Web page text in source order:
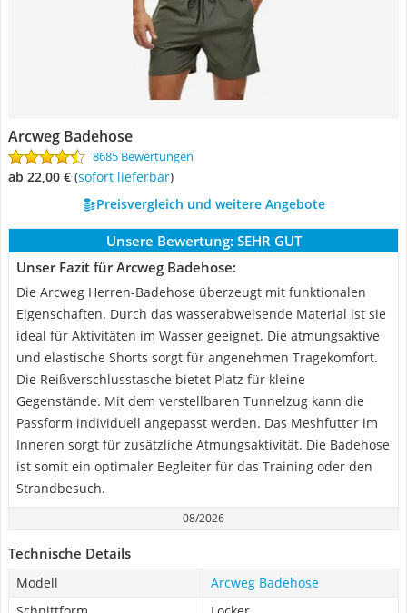
Arcweg Badehose
8685 Bewertungen
ab 22,00 € ( Sofort lieferbar)
Preisvergleich und weitere Angebote
Unsere Bewertung: SEHR GUT
Unser Fazit für Arcweg Badehose:
Die Arcweg Herren-Badehose überzeugt mit funktionalen
Eigenschaften. Durch das wasserabweisende Material ist sie
ideal für Aktivitäten im Wasser geeignet. Die atmungsaktive
und elastische Shorts sorgt für angenehmen Tragekomfort.
Die Reißverschlusstasche bietet Platz für kleine
Gegenstände. Mit dem verstellbaren Tunnelzug kann die
Passform individuell angepasst werden. Das Meshfutter im
Inneren sorgt für zusätzliche Atmungsaktivität. Die Badehose
ist somit ein optimaler Begleiter für das Training oder den
Strandbesuch.
08/2026
Technische Details
Modell
Arcweg Badehose